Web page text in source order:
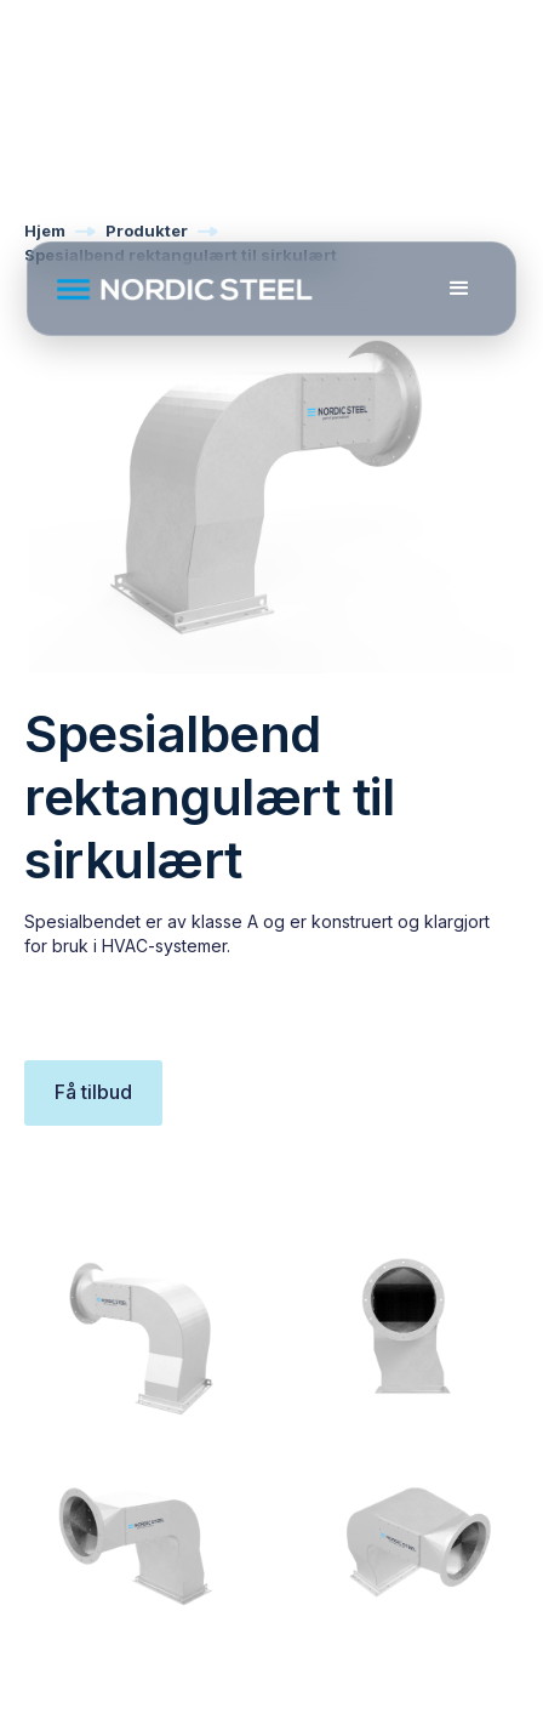
Hjem
Produkter
Spesialbend rektangulært til sirkulært
Spesialbend
rektangulært til
sirkulært
Spesialbendet er av klasse A og er konstruert og klargjort
for bruk i HVAC-systemer.
Få tilbud